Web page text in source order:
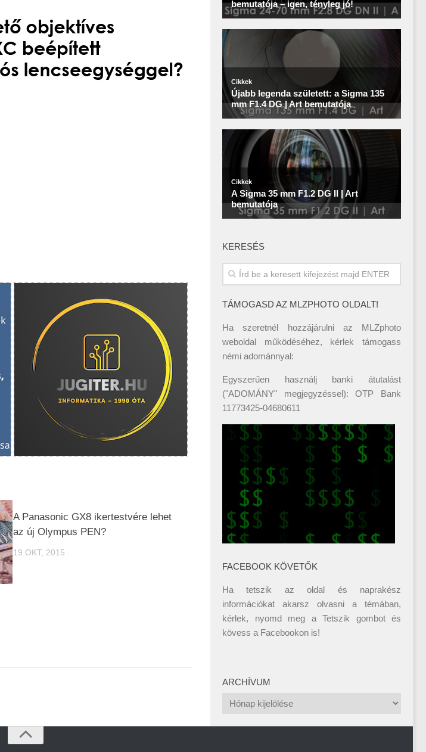
A Panasonic GX8 ikertestvére lehet
az új Olympus PEN?
19 OKT, 2015
KERESÉS
TÁMOGASD AZ MLZPHOTO OLDALT!
Ha szeretnél hozzájárulni az MLZphoto
weboldal működéséhez, kérlek támogass
némi adománnyal:
Egyszerűen használj banki átutalást
("ADOMÁNY" megjegyzéssel): OTP Bank
11773425-04680611
FACEBOOK KÖVETŐK
Ha tetszik az oldal és naprakész
információkat akarsz olvasni a témában,
kérlek, nyomd meg a Tetszik gombot és
kövess a Facebookon is!
ARCHÍVUM
Archívum